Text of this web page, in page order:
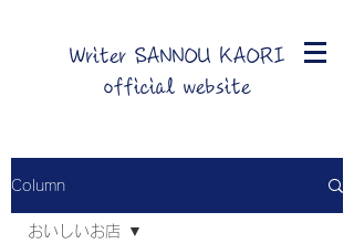
Writer SANNOU KAORI
official website
Column
おいしいお店